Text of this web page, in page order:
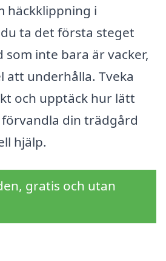
häckklippning i
ta det första steget
inte bara är vacker,
att underhålla. Tveka
och upptäck hur lätt
din trädgård
hjälp.
gratis och utan